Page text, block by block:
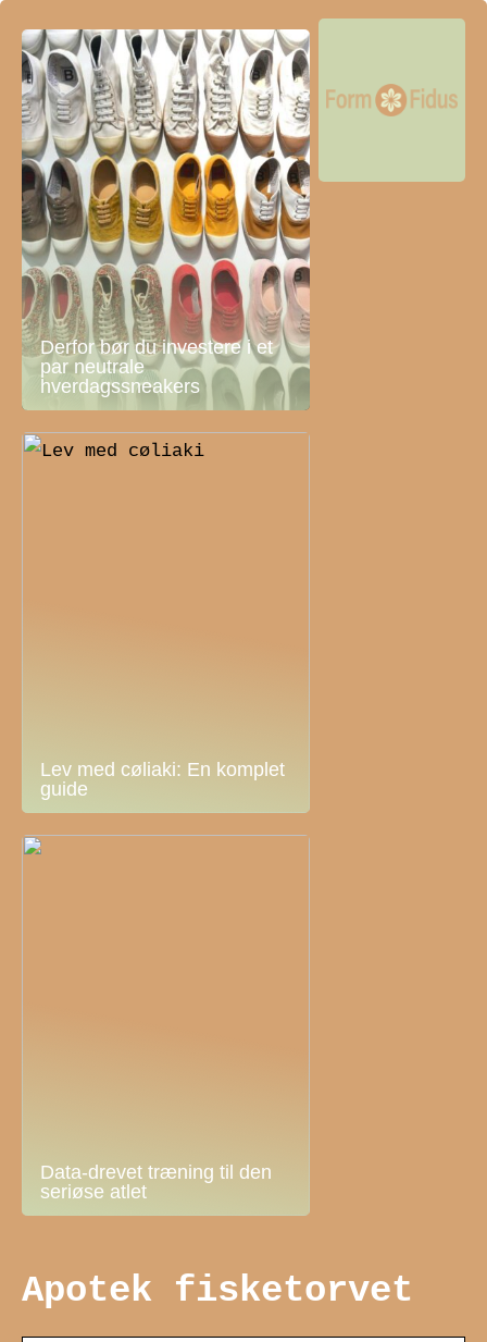
Derfor bør du investere i et
par neutrale
hverdagssneakers
Lev med cøliaki: En komplet
guide
Data-drevet træning til den
seriøse atlet
Apotek fisketorvet